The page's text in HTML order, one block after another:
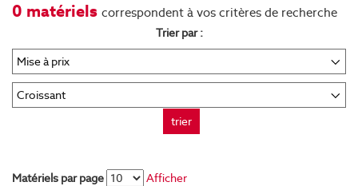
0 matériels correspondent à vos critères de recherche
Trier par :
trier
Matériels par page Afficher